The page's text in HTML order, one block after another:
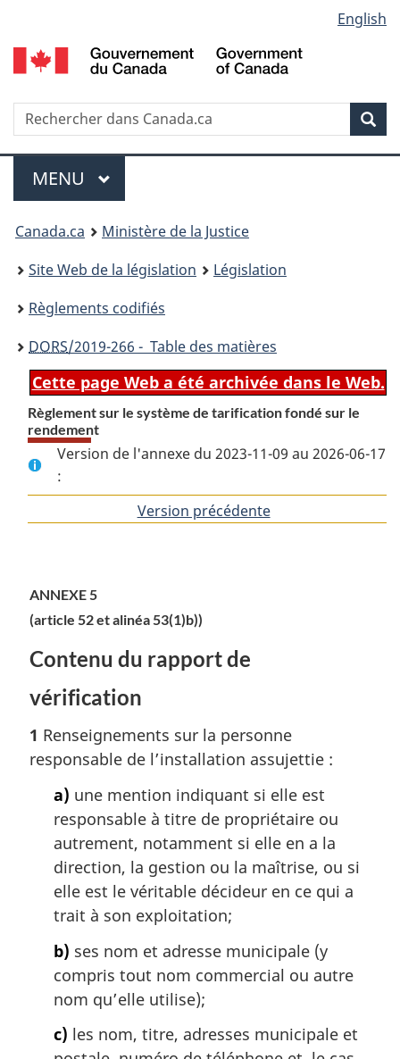
au
contenu
propos
de
la
HTML
simplifiée
selection
English
Recherche
Menu
MENU PRINCIPAL
You
are
here:
Canada.ca
Ministère de la Justice
Site Web de la législation
Législation
Règlements codifiés
DORS/2019-266 - Table des matières
Cette page Web a été archivée dans le Web.
Règlement sur le système de tarification fondé sur le
rendement
Version de l'annexe du 2023-11-09 au 2026-06-17
:
Version précédentede
ANNEXE 5
(article 52 et alinéa 53(1)b))
Contenu du rapport de
vérification
1 Renseignements sur la personne
responsable de l’installation assujettie :
a) une mention indiquant si elle est
responsable à titre de propriétaire ou
autrement, notamment si elle en a la
direction, la gestion ou la maîtrise, ou si
elle est le véritable décideur en ce qui a
trait à son exploitation;
b) ses nom et adresse municipale (y
compris tout nom commercial ou autre
nom qu’elle utilise);
c) les nom, titre, adresses municipale et